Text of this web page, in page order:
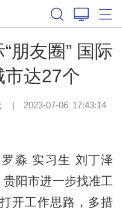
朋友圈” 国际
市达27个
| 2023-07-06 17:43:14
淼 实习生 刘丁泽
贵阳市进一步找准工
开工作思路，多措